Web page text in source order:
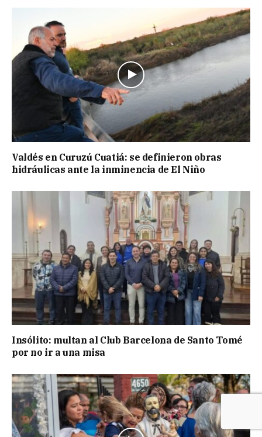
Valdés en Curuzú Cuatiá: se definieron obras
hidráulicas ante la inminencia de El Niño
Insólito: multan al Club Barcelona de Santo Tomé
por no ir a una misa